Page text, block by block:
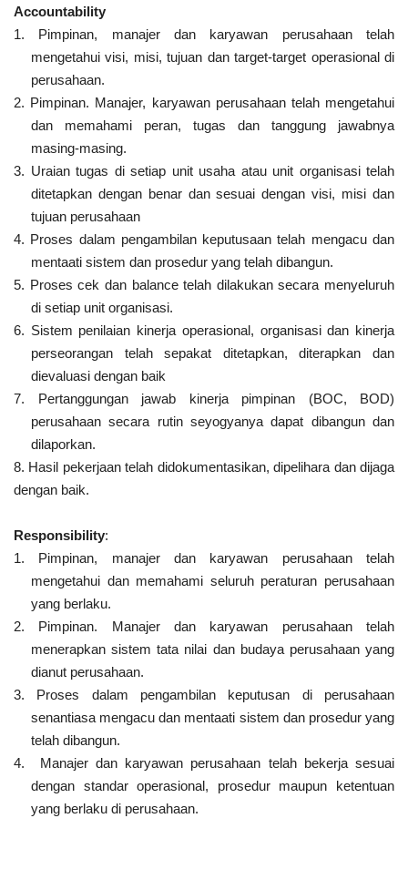
Accountability
1. Pimpinan, manajer dan karyawan perusahaan telah
mengetahui visi, misi, tujuan dan target-target operasional di
perusahaan.
2. Pimpinan. Manajer, karyawan perusahaan telah mengetahui
dan memahami peran, tugas dan tanggung jawabnya
masing-masing.
3. Uraian tugas di setiap unit usaha atau unit organisasi telah
ditetapkan dengan benar dan sesuai dengan visi, misi dan
tujuan perusahaan
4. Proses dalam pengambilan keputusaan telah mengacu dan
mentaati sistem dan prosedur yang telah dibangun.
5. Proses cek dan balance telah dilakukan secara menyeluruh
di setiap unit organisasi.
6. Sistem penilaian kinerja operasional, organisasi dan kinerja
perseorangan telah sepakat ditetapkan, diterapkan dan
dievaluasi dengan baik
7. Pertanggungan jawab kinerja pimpinan (BOC, BOD)
perusahaan secara rutin seyogyanya dapat dibangun dan
dilaporkan.
8. Hasil pekerjaan telah didokumentasikan, dipelihara dan dijaga
dengan baik.
Responsibility:
1. Pimpinan, manajer dan karyawan perusahaan telah
mengetahui dan memahami seluruh peraturan perusahaan
yang berlaku.
2. Pimpinan. Manajer dan karyawan perusahaan telah
menerapkan sistem tata nilai dan budaya perusahaan yang
dianut perusahaan.
3. Proses dalam pengambilan keputusan di perusahaan
senantiasa mengacu dan mentaati sistem dan prosedur yang
telah dibangun.
4.
Manajer dan karyawan perusahaan telah bekerja sesuai
dengan standar operasional, prosedur maupun ketentuan
yang berlaku di perusahaan.